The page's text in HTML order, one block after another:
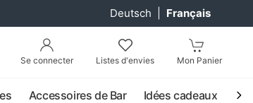
Deutsch Français
Se connecter Listes d'envies Mon Panier
Accessoires de Bar Idées cadeaux